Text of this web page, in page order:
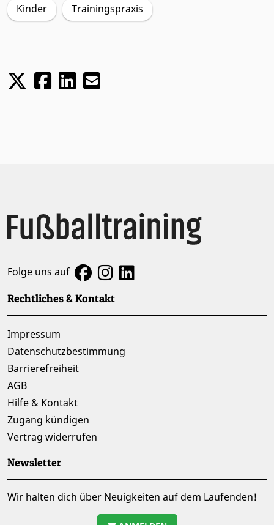
Kinder Trainingspraxis
Folge uns auf
Rechtliches & Kontakt
Impressum
Datenschutzbestimmung
Barrierefreiheit
AGB
Hilfe & Kontakt
Zugang kündigen
Vertrag widerrufen
Newsletter
Wir halten dich über Neuigkeiten auf dem Laufenden!